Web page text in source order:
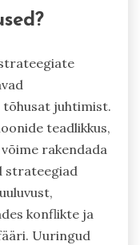
juhtimist.
teadlikkus,
rakendada
strateegiad
konflikte ja
Uuringud